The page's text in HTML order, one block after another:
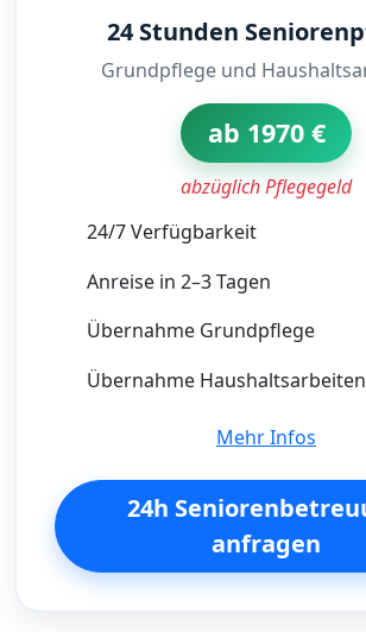
24 Stunden
Grundpflege und
ab 1970 €
abzüglich Pflegegeld
24/7 Verfügbarkeit
Anreise in 2–3 Tagen
Übernahme Grundpflege
Übernahme Haushaltsarbeiten
Mehr Infos
24h
anfragen